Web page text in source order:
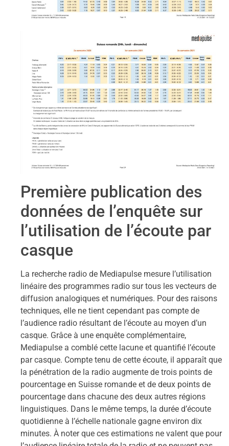
Première publication des
données de l’enquête sur
l’utilisation de l’écoute par
casque
La recherche radio de Mediapulse mesure l’utilisation
linéaire des programmes radio sur tous les vecteurs de
diffusion analogiques et numériques. Pour des raisons
techniques, elle ne tient cependant pas compte de
l’audience radio résultant de l’écoute au moyen d’un
casque. Grâce à une enquête complémentaire,
Mediapulse a comblé cette lacune et quantifié l’écoute
par casque. Compte tenu de cette écoute, il apparaît que
la pénétration de la radio augmente de trois points de
pourcentage en Suisse romande et de deux points de
pourcentage dans chacune des deux autres régions
linguistiques. Dans le même temps, la durée d’écoute
quotidienne à l’échelle nationale gagne environ dix
minutes. À noter que ces estimations ne valent que pour